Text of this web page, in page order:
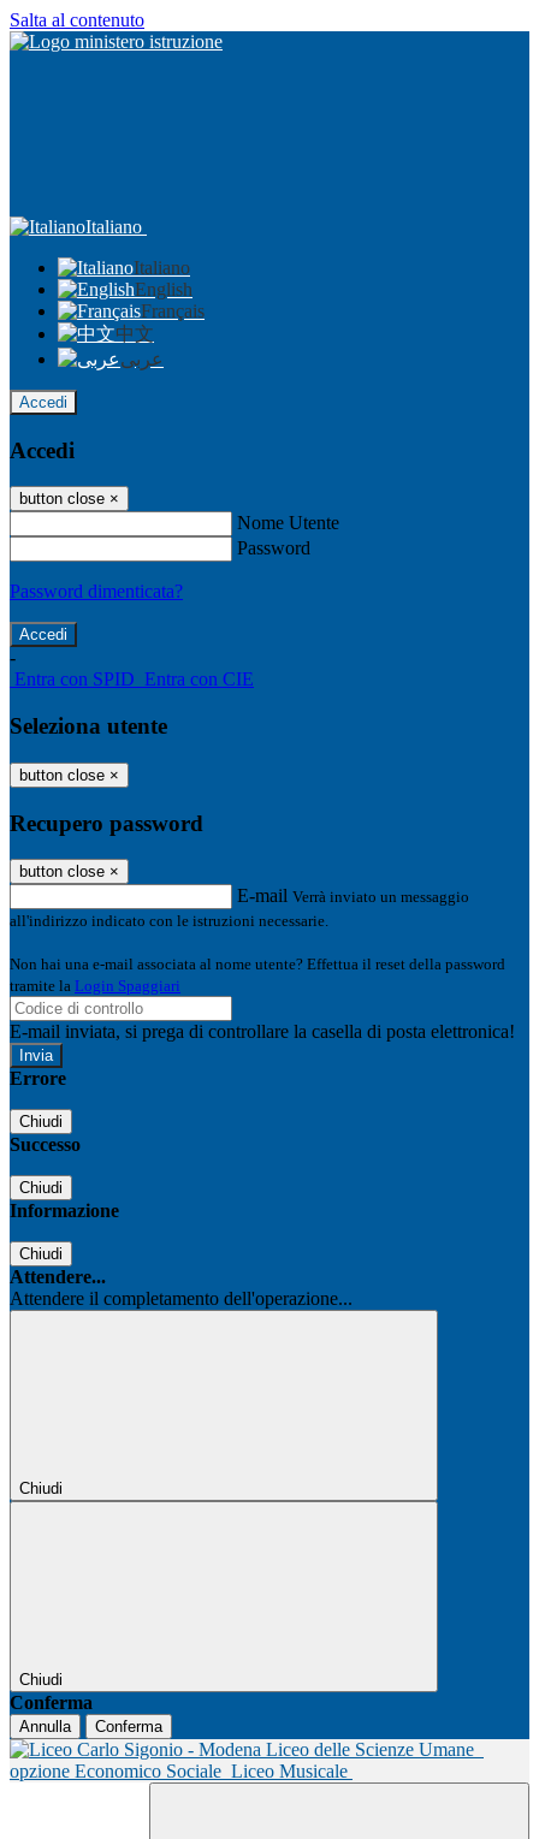
Salta al contenuto
Italiano
Italiano
English
Français
中文
عربى
Accedi
Accedi
button close ×
Nome Utente
Password
Password dimenticata?
-
Entra con SPID Entra con CIE
Seleziona utente
button close ×
Recupero password
button close ×
E-mail Verrà inviato un messaggio
all'indirizzo indicato con le istruzioni necessarie.
Non hai una e-mail associata al nome utente? Effettua il reset della password
tramite la Login Spaggiari
E-mail inviata, si prega di controllare la casella di posta elettronica!
Errore
Chiudi
Successo
Chiudi
Informazione
Chiudi
Attendere...
Attendere il completamento dell'operazione...
Chiudi
Chiudi
Conferma
Annulla Conferma
Liceo delle Scienze Umane
opzione Economico Sociale Liceo Musicale